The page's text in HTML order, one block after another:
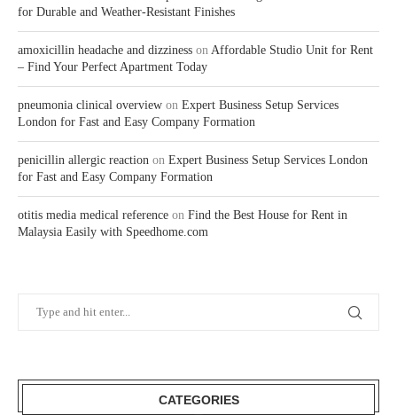
for Durable and Weather-Resistant Finishes
amoxicillin headache and dizziness on Affordable Studio Unit for Rent
– Find Your Perfect Apartment Today
pneumonia clinical overview on Expert Business Setup Services
London for Fast and Easy Company Formation
penicillin allergic reaction on Expert Business Setup Services London
for Fast and Easy Company Formation
otitis media medical reference on Find the Best House for Rent in
Malaysia Easily with Speedhome.com
CATEGORIES